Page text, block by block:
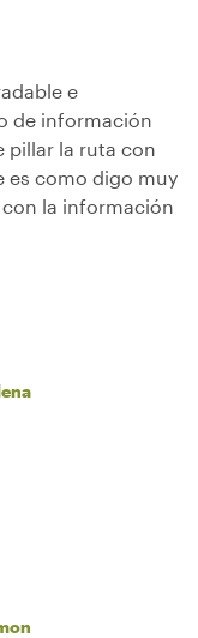
e
de información
pillar la ruta con
es como digo muy
la información